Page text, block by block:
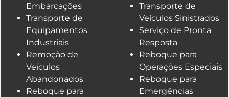
Embarcações
Transporte de
Equipamentos
Industriais
Remoção de
Veículos
Abandonados
Reboque para
Transporte de
Veículos Sinistrados
Serviço de Pronta
Resposta
Reboque para
Operações Especiais
Reboque para
Emergências